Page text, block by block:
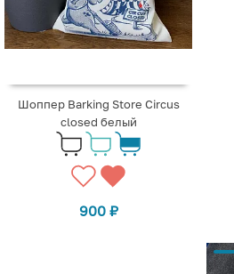
Шоппер Barking Store Circus
closed белый
900 ₽